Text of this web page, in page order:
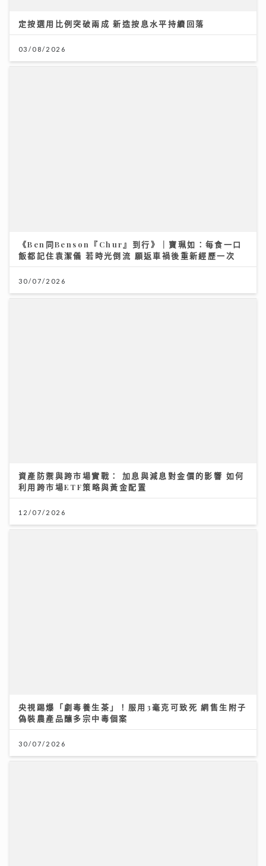
30/07/2026
資產防禦與跨市場實戰： 加息與減息對金價的影響 如何
利用跨市場ETF策略與黃金配置
12/07/2026
央視踢爆「劇毒養生茶」！服用3毫克可致死 網售生附子
偽裝農產品釀多宗中毒個案
30/07/2026